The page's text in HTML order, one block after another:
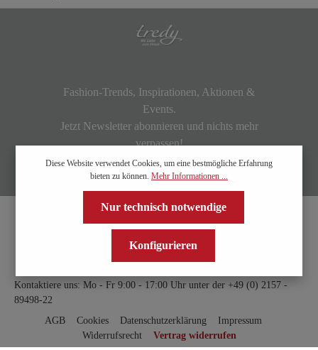
Fashion-Trends, Inspirationen, Aktionen &
Events.
Jetzt Newsletter abonnieren und nichts mehr
verpassen!
Kontaktiere uns: Mo - Fr 9:00 - 17:00 Uhr unter der +49 (0) 2157 -
89498-22
AGB
Cookies Datenschutzerklärung
Impressum
Widerrufsrecht
Vertrag widerrufen
Diese Website verwendet Cookies, um eine bestmögliche Erfahrung
bieten zu können. Mehr Informationen ...
Nur technisch notwendige
Konfigurieren